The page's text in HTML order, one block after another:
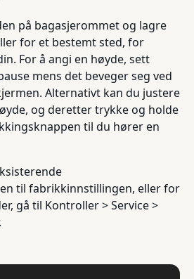
på bagasjerommet og lagre
for et bestemt sted, for
For å angi en høyde, sett
mens det beveger seg ved
Alternativt kan du justere
og deretter trykke og holde
til du hører en
til fabrikkinnstillingen, eller for
gå til Kontroller > Service >